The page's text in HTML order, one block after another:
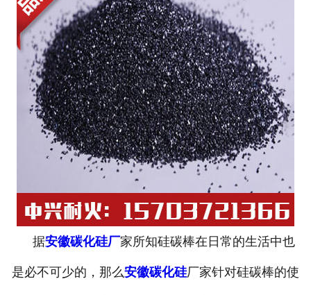
厂容厂貌
联系我们
据安徽碳化硅厂家所知硅碳棒在日常的生活中也
是必不可少的，那么安徽碳化硅厂家针对硅碳棒的使